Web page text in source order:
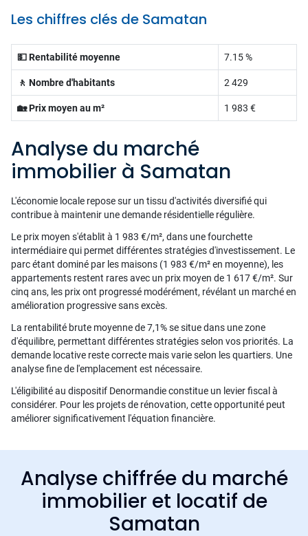
Les chiffres clés de Samatan
💵 Rentabilité moyenne 7.15 %
🚶 Nombre d'habitants 2 429
🏡 Prix moyen au m² 1 983 €
Analyse du marché
immobilier à Samatan
L'économie locale repose sur un tissu d'activités diversifié qui
contribue à maintenir une demande résidentielle régulière.
Le prix moyen s'établit à 1 983 €/m², dans une fourchette
intermédiaire qui permet différentes stratégies d'investissement. Le
parc étant dominé par les maisons (1 983 €/m² en moyenne), les
appartements restent rares avec un prix moyen de 1 617 €/m². Sur
cinq ans, les prix ont progressé modérément, révélant un marché en
amélioration progressive sans excès.
La rentabilité brute moyenne de 7,1% se situe dans une zone
d'équilibre, permettant différentes stratégies selon vos priorités. La
demande locative reste correcte mais varie selon les quartiers. Une
analyse fine de l'emplacement est nécessaire.
L'éligibilité au dispositif Denormandie constitue un levier fiscal à
considérer. Pour les projets de rénovation, cette opportunité peut
améliorer significativement l'équation financière.
Analyse chiffrée du marché
immobilier et locatif de
Samatan